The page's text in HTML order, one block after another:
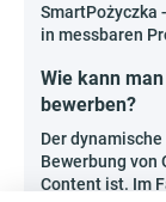
SmartPożyczka
in messbaren
Wie kann
bewerben?
Der
Bewerbung
Content ist. Im